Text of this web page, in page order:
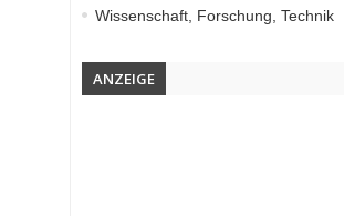
Wissenschaft, Forschung, Technik
ANZEIGE